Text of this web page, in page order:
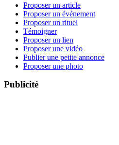
Proposer un article
Proposer un événement
Proposer un rituel
Témoigner
Proposer un lien
Proposer une vidéo
Publier une petite annonce
Proposer une photo
Publicité